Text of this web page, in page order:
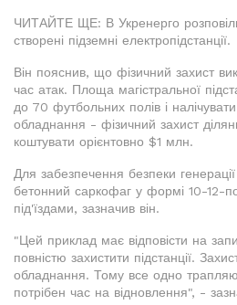
ЧИТАЙТЕ ЩЕ: В Укренерго
створені підземні електропідстанції.
Він пояснив, що фізичний захист
час атак. Площа магістральної
до 70 футбольних полів і
обладнання - фізичний захист
коштувати орієнтовно $1 млн.
Для забезпечення безпеки
бетонний саркофаг у формі 10-12-
під'їздами, зазначив він.
"Цей приклад має відповісти на
повністю захистити підстанції.
обладнання. Тому все одно
потрібен час на відновлення", -